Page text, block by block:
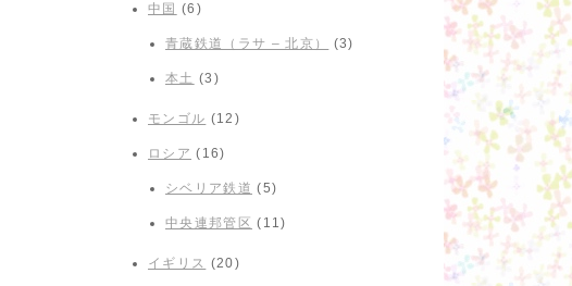
中国 (6)
青蔵鉄道（ラサ – 北京） (3)
本土 (3)
モンゴル (12)
ロシア (16)
シベリア鉄道 (5)
中央連邦管区 (11)
イギリス (20)